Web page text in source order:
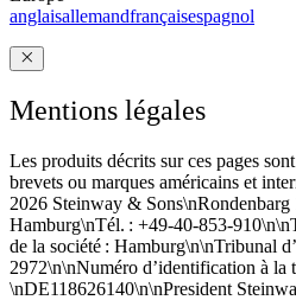
anglaisallemandfrançaisespagnol
Mentions légales
Les produits décrits sur ces pages
brevets ou marques américains et
2026 Steinway ⁠&⁠
Hamburg\nTél. : +49-40-853-
de la société : Hamburg\n\nTribunal
2972\n\nNuméro d’identification à la
\nDE118626140\n\nPresident